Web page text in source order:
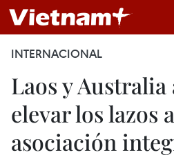
INTERNACIONAL
Laos y
elevar los lazos
asociación